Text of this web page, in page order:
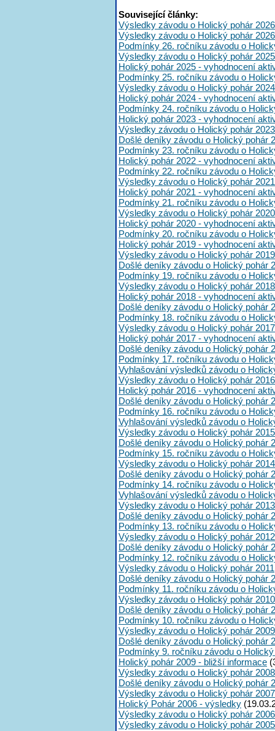
Související články:
Výsledky závodu o Holický pohár
Výsledky závodu o Holický pohár 2026
Podmínky 26. ročníku závodu o
Výsledky závodu o Holický pohár 2025
Holický pohár 2025 - vyhodnocení
Podmínky 25. ročníku závodu o
Výsledky závodu o Holický pohár 2024
Holický pohár 2024 - vyhodnocení
Podmínky 24. ročníku závodu o
Holický pohár 2023 - vyhodnocení
Výsledky závodu o Holický pohár 2023
Došlé deníky závodu o Holický pohár
Podmínky 23. ročníku závodu o
Holický pohár 2022 - vyhodnocení
Podmínky 22. ročníku závodu o
Výsledky závodu o Holický pohár 2021
Holický pohár 2021 - vyhodnocení
Podmínky 21. ročníku závodu o
Výsledky závodu o Holický pohár 2020
Holický pohár 2020 - vyhodnocení
Podmínky 20. ročníku závodu o
Holický pohár 2019 - vyhodnocení
Výsledky závodu o Holický pohár 2019
Došlé deníky závodu o Holický pohár
Podmínky 19. ročníku závodu o
Výsledky závodu o Holický pohár 2018
Holický pohár 2018 - vyhodnocení
Došlé deníky závodu o Holický pohár
Podmínky 18. ročníku závodu o
Výsledky závodu o Holický pohár 2017
Holický pohár 2017 - vyhodnocení
Došlé deníky závodu o Holický pohár
Podmínky 17. ročníku závodu o
Vyhlašování výsledků závodu o
Výsledky závodu o Holický pohár 2016
Holický pohár 2016 - vyhodnocení
Došlé deníky závodu o Holický pohár
Podmínky 16. ročníku závodu o
Vyhlašování výsledků závodu o
Výsledky závodu o Holický pohár 2015
Došlé deníky závodu o Holický pohár
Podmínky 15. ročníku závodu o
Výsledky závodu o Holický pohár 2014
Došlé deníky závodu o Holický pohár
Podmínky 14. ročníku závodu o
Vyhlašování výsledků závodu o
Výsledky závodu o Holický pohár 2013
Došlé deníky závodu o Holický pohár
Podmínky 13. ročníku závodu o
Výsledky závodu o Holický pohár 2012
Došlé deníky závodu o Holický pohár
Podmínky 12. ročníku závodu o
Výsledky závodu o Holický pohár 2011
Došlé deníky závodu o Holický pohár
Podmínky 11. ročníku závodu o
Výsledky závodu o Holický pohár 2010
Došlé deníky závodu o Holický pohár
Podmínky 10. ročníku závodu o
Výsledky závodu o Holický pohár 2009
Došlé deníky závodu o Holický pohár
Podmínky 9. ročníku závodu o
Holický pohár 2009 - bližší informace
Výsledky závodu o Holický pohár 2008
Došlé deníky závodu o Holický pohár
Výsledky závodu o Holický pohár 2007
Holický Pohár 2006 - výsledky
Výsledky závodu o Holický pohár 2006
Výsledky závodu o Holický pohár 2005